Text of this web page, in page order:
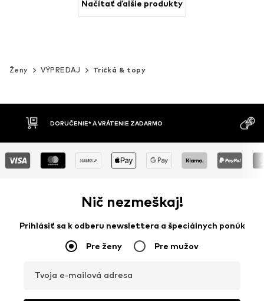
Načítať ďalšie produkty
Ženy VÝPREDAJ Tričká & topy
DOBIERKA
MOŽNOSŤ
Nič nezmeškaj!
Prihlásiť sa k odberu newslettera a špeciálnych ponúk
Pre ženy Pre mužov
Tvoja e-mailová adresa